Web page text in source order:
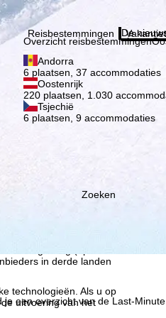
wij, TravelTrex GmbH,
behulp van
in derde landen
technologieën. Als u op
uitvoering van het
Reisbestemmingen
Overzicht reisbestemmingen
Andorra
6 plaatsen, 37 accommodaties
Oostenrijk
220 plaatsen, 1.030
Tsjechië
6 plaatsen, 9 accommodaties
De
Zoeken
een overzicht van de Last-